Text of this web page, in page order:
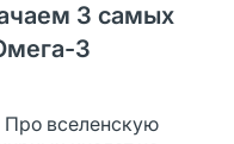
3 самых
3
Про вселенскую